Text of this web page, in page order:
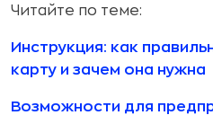
Читайте по теме:
Инструкция: как
карту и зачем она нужна
Возможности для